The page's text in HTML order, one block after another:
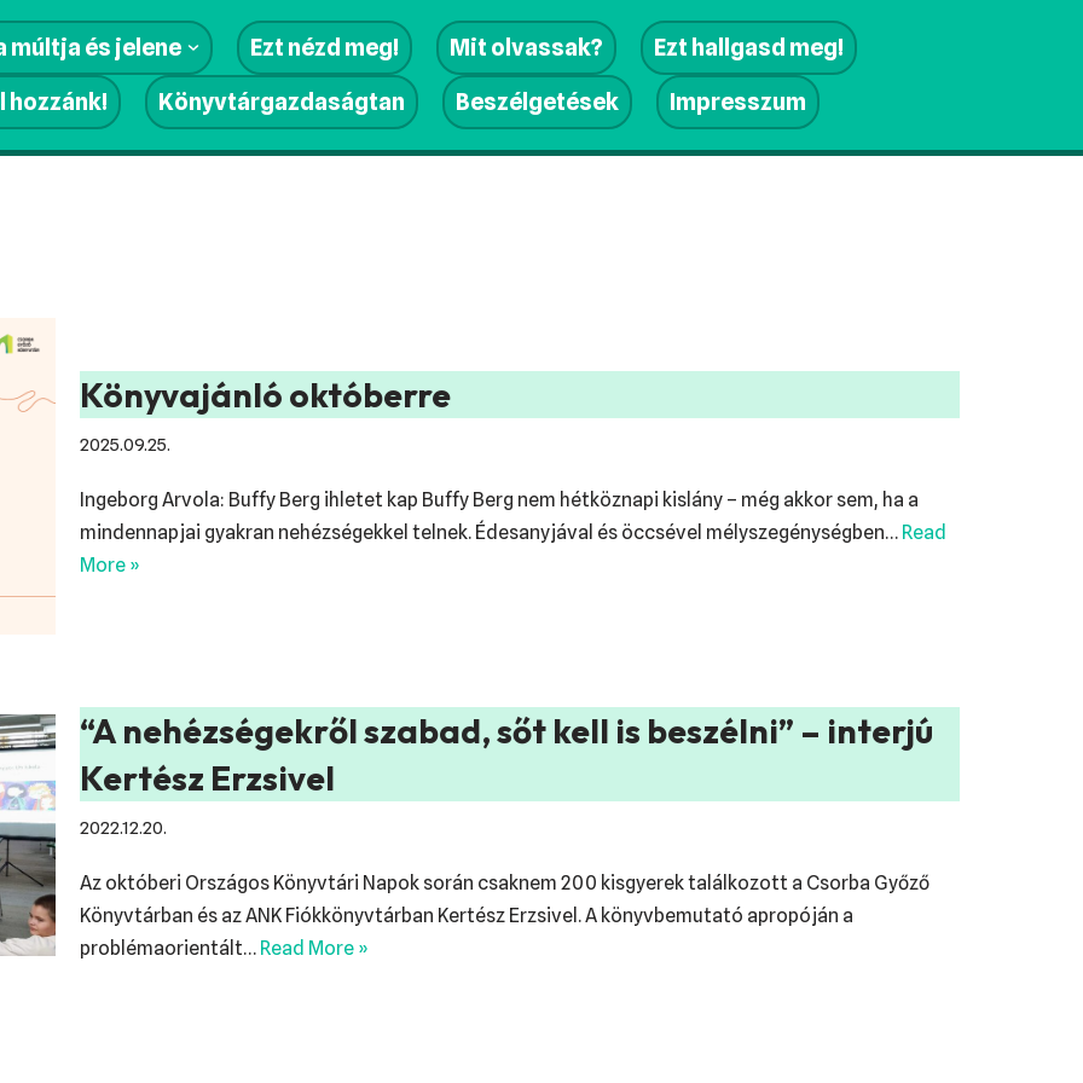
múltja és jelene Ezt nézd meg! Mit olvassak?
Ezt hallgasd meg!
hozzánk!
Könyvtárgazdaságtan Beszélgetések Impresszum
Könyvajánló októberre
2025.09.25.
Ingeborg Arvola: Buffy Berg ihletet kap Buffy Berg nem hétköznapi kislány – még akkor sem, ha a
mindennapjai gyakran nehézségekkel telnek. Édesanyjával és öccsével mélyszegénységben… Read
More »
“A nehézségekről szabad, sőt kell is beszélni” – interjú
Kertész Erzsivel
2022.12.20.
Az októberi Országos Könyvtári Napok során csaknem 200 kisgyerek találkozott a Csorba Győző
Könyvtárban és az ANK Fiókkönyvtárban Kertész Erzsivel. A könyvbemutató apropóján a
problémaorientált… Read More »